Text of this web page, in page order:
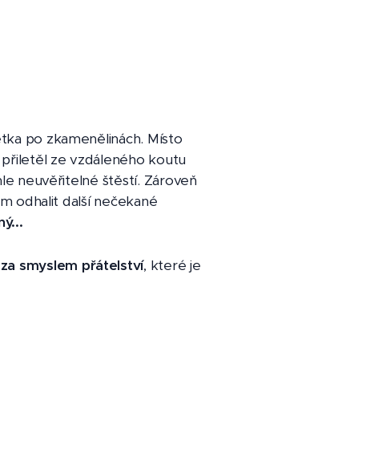
po zkamenělinách. Místo
ze vzdáleného koutu
neuvěřitelné štěstí. Zároveň
odhalit další nečekané
za smyslem přátelství, které je